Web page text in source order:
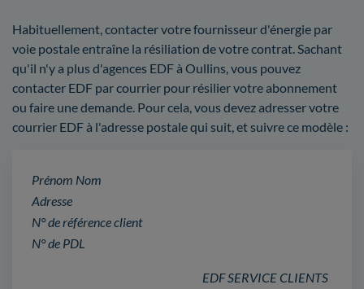
Habituellement, contacter votre fournisseur d'énergie par
voie postale entraîne la résiliation de votre contrat. Sachant
qu'il n'y a plus d'agences EDF à Oullins, vous pouvez
contacter EDF par courrier pour résilier votre abonnement
ou faire une demande. Pour cela, vous devez adresser votre
courrier EDF à l'adresse postale qui suit, et suivre ce modèle :
Prénom Nom
Adresse
N° de référence client
N° de PDL
EDF SERVICE CLIENTS